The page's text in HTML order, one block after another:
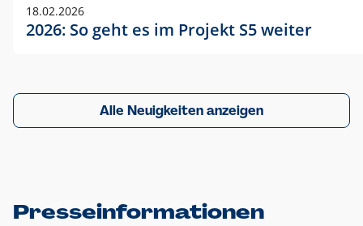
18.02.2026
2026: So geht es im Projekt S5 weiter
Alle Neuigkeiten anzeigen
Presseinformationen